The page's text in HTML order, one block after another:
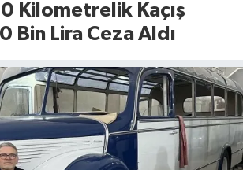
Kilometrelik Kaçış
Bin Lira Ceza Aldı